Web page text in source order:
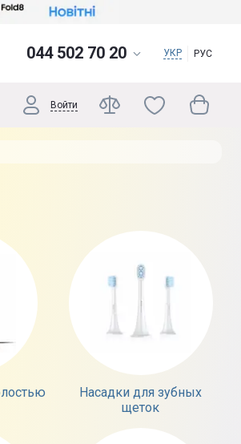
044 502 70 20 УКР РУС
Войти
Насадки для зубных
щеток